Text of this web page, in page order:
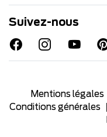
Suivez-nous
Mentions légales
Conditions générales